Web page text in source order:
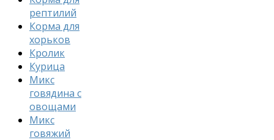
рептилий
Корма для
хорьков
Кролик
Курица
Микс
говядина с
овощами
Микс
говяжий